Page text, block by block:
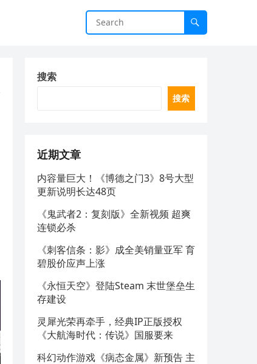
搜索
搜索
近期文章
内容量巨大！《博德之门3》8号大型
更新说明长达48页
《鬼武者2：复刻版》全新视频 超爽
连锁必杀
《刺客信条：影》成全美销量亚军 育
碧股价应声上涨
《永恒天空》登陆Steam 末世堡垒生
存建设
灵犀光荣再牵手，经典IP正版授权
《大航海时代：传说》国服要来
科幻动作游戏《病态金属》新预告 主